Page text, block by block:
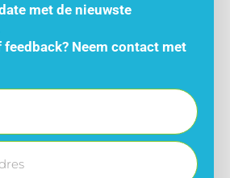
met de nieuwste
feedback? Neem contact met